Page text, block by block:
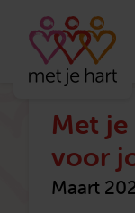
Met
voor
Maart